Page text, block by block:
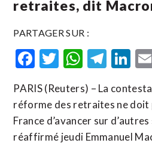
retraites, dit
PARTAGER SUR :
Facebook
Twitter
PARIS (Reuters) – La
réforme des retraites ne doit
France d’avancer sur
réaffirmé jeudi Emmanuel